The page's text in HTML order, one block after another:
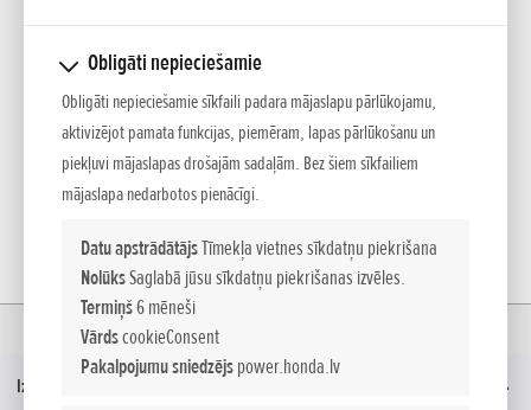
Obligāti nepieciešamie
Obligāti nepieciešamie sīkfaili padara mājaslapu pārlūkojamu,
aktivizējot pamata funkcijas, piemēram, lapas pārlūkošanu un
piekļuvi mājaslapas drošajām sadaļām. Bez šiem sīkfailiem
mājaslapa nedarbotos pienācīgi.
Datu apstrādātājsTīmekļa vietnes sīkdatņu piekrišana
NolūksSaglabā jūsu sīkdatņu piekrišanas izvēles.
Termiņš6 mēneši
VārdscookieConsent
Pakalpojumu sniedzējspower.honda.lv
NOVĒRTĒ JAUNĀS PAAUDZES PRODUKTUS
ATPAKAĻ
Kampaņa Miimo - INTELIĢENTAS DZĪVES PAZĪME
Izvēlne